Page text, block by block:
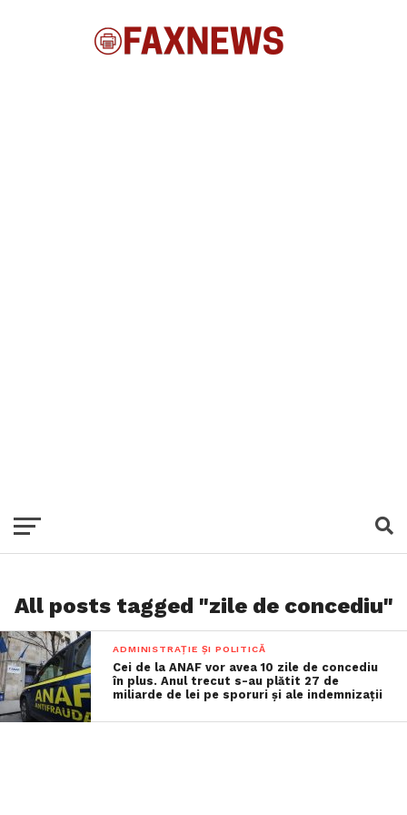
All posts tagged "zile de concediu"
ADMINISTRAȚIE ȘI POLITICĂ
Cei de la ANAF vor avea 10 zile de concediu
în plus. Anul trecut s-au plătit 27 de
miliarde de lei pe sporuri și ale indemnizații